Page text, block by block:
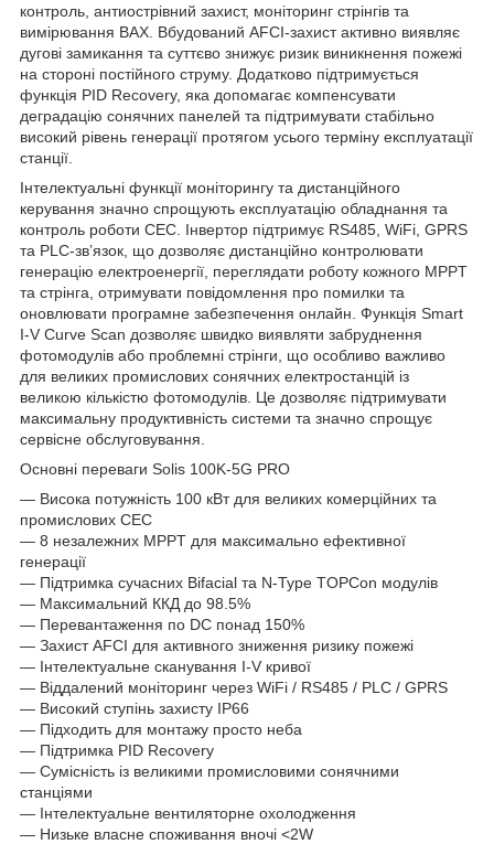
контроль, антиострівний захист, моніторинг стрінгів та
вимірювання ВАХ. Вбудований AFCI-захист активно виявляє
дугові замикання та суттєво знижує ризик виникнення пожежі
на стороні постійного струму. Додатково підтримується
функція PID Recovery, яка допомагає компенсувати
деградацію сонячних панелей та підтримувати стабільно
високий рівень генерації протягом усього терміну експлуатації
станції.
Інтелектуальні функції моніторингу та дистанційного
керування значно спрощують експлуатацію обладнання та
контроль роботи СЕС. Інвертор підтримує RS485, WiFi, GPRS
та PLC-зв’язок, що дозволяє дистанційно контролювати
генерацію електроенергії, переглядати роботу кожного MPPT
та стрінга, отримувати повідомлення про помилки та
оновлювати програмне забезпечення онлайн. Функція Smart
I-V Curve Scan дозволяє швидко виявляти забруднення
фотомодулів або проблемні стрінги, що особливо важливо
для великих промислових сонячних електростанцій із
великою кількістю фотомодулів. Це дозволяє підтримувати
максимальну продуктивність системи та значно спрощує
сервісне обслуговування.
Основні переваги Solis 100K-5G PRO
— Висока потужність 100 кВт для великих комерційних та
промислових СЕС
— 8 незалежних MPPT для максимально ефективної
генерації
— Підтримка сучасних Bifacial та N-Type TOPCon модулів
— Максимальний ККД до 98.5%
— Перевантаження по DC понад 150%
— Захист AFCI для активного зниження ризику пожежі
— Інтелектуальне сканування I-V кривої
— Віддалений моніторинг через WiFi / RS485 / PLC / GPRS
— Високий ступінь захисту IP66
— Підходить для монтажу просто неба
— Підтримка PID Recovery
— Сумісність із великими промисловими сонячними
станціями
— Інтелектуальне вентиляторне охолодження
— Низьке власне споживання вночі <2W